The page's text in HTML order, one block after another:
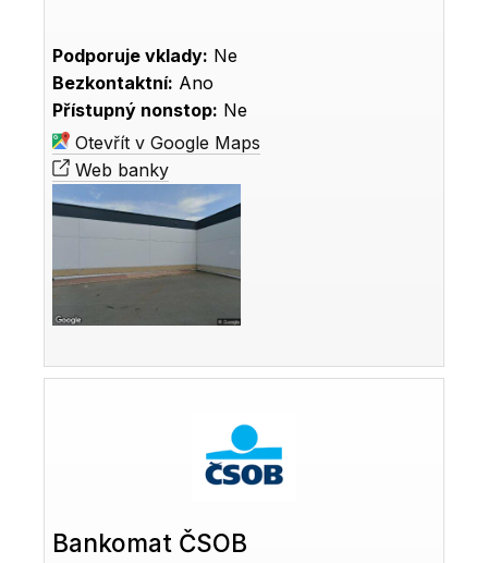
Podporuje vklady: Ne
Bezkontaktní: Ano
Přístupný nonstop: Ne
Otevřít v Google Maps
Web banky
Bankomat ČSOB